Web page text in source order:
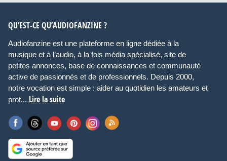
QU’EST-CE QU’AUDIOFANZINE ?
Audiofanzine est une plateforme en ligne dédiée à la
musique et à l’audio, à la fois média spécialisé, site de
petites annonces, base de connaissances et communauté
active de passionnés et de professionnels. Depuis 2000,
notre vocation est simple : aider au quotidien les amateurs et
prof... Lire la suite